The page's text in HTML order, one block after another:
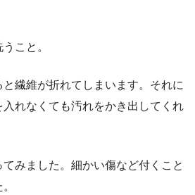
こと。
繊維が折れてしまいます。それに
れなくても汚れをかき出してくれ
みました。細かい傷など付くこと